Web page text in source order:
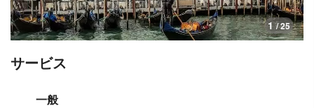
1 / 25
サービス
一般